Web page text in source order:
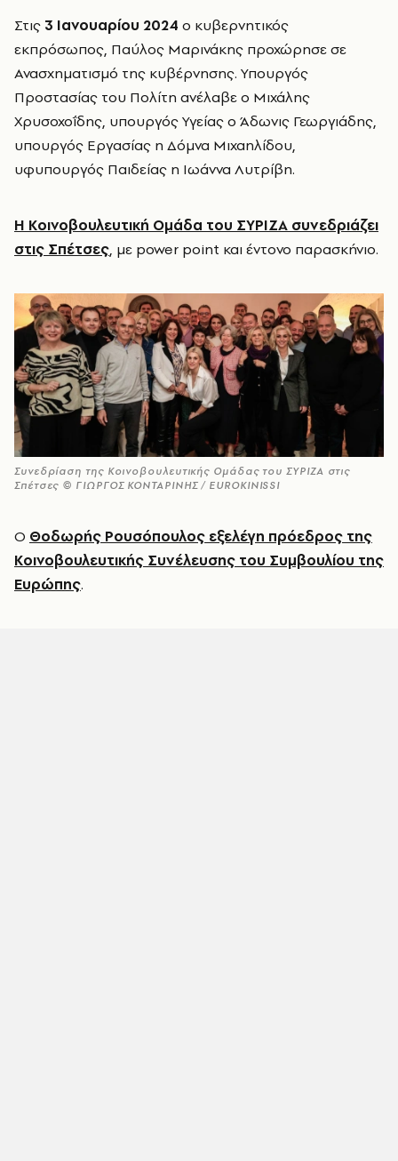
Στις 3 Ιανουαρίου 2024 ο κυβερνητικός
εκπρόσωπος, Παύλος Μαρινάκης προχώρησε σε
Ανασχηματισμό της κυβέρνησης. Υπουργός
Προστασίας του Πολίτη ανέλαβε ο Μιχάλης
Χρυσοχοΐδης, υπουργός Υγείας ο Άδωνις Γεωργιάδης,
υπουργός Εργασίας η Δόμνα Μιχαηλίδου,
υφυπουργός Παιδείας η Ιωάννα Λυτρίβη.
Η Κοινοβουλευτική Ομάδα του ΣΥΡΙΖΑ συνεδριάζει
στις Σπέτσες, με power point και έντονο παρασκήνιο.
Συνεδρίαση της Κοινοβουλευτικής Ομάδας του ΣΥΡΙΖΑ στις
Σπέτσες © ΓΙΩΡΓΟΣ ΚΟΝΤΑΡΙΝΗΣ / EUROKINISSI
Ο Θοδωρής Ρουσόπουλος εξελέγη πρόεδρος της
Κοινοβουλευτικής Συνέλευσης του Συμβουλίου της
Ευρώπης.